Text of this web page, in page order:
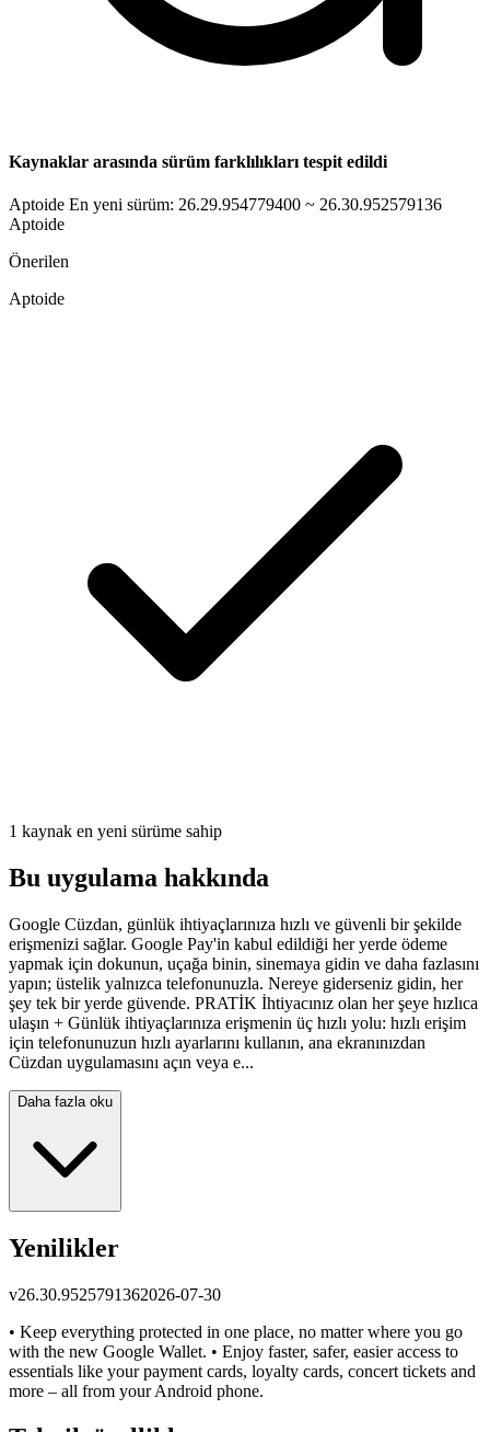
Kaynaklar arasında sürüm farklılıkları tespit edildi
Aptoide En yeni sürüm: 26.29.954779400 ~ 26.30.952579136
Aptoide
Önerilen
Aptoide
1 kaynak en yeni sürüme sahip
Bu uygulama hakkında
Google Cüzdan, günlük ihtiyaçlarınıza hızlı ve güvenli bir şekilde
erişmenizi sağlar. Google Pay'in kabul edildiği her yerde ödeme
yapmak için dokunun, uçağa binin, sinemaya gidin ve daha fazlasını
yapın; üstelik yalnızca telefonunuzla. Nereye giderseniz gidin, her
şey tek bir yerde güvende. PRATİK İhtiyacınız olan her şeye hızlıca
ulaşın + Günlük ihtiyaçlarınıza erişmenin üç hızlı yolu: hızlı erişim
için telefonunuzun hızlı ayarlarını kullanın, ana ekranınızdan
Cüzdan uygulamasını açın veya e...
Daha fazla oku
Yenilikler
v26.30.9525791362026-07-30
• Keep everything protected in one place, no matter where you go
with the new Google Wallet. • Enjoy faster, safer, easier access to
essentials like your payment cards, loyalty cards, concert tickets and
more – all from your Android phone.